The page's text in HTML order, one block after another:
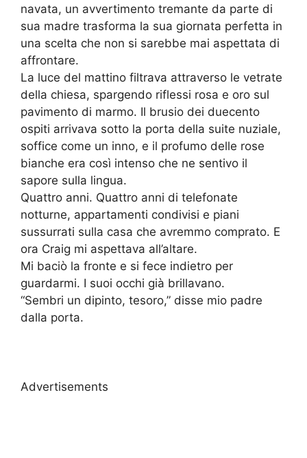
navata, un avvertimento tremante da parte di
sua madre trasforma la sua giornata perfetta in
una scelta che non si sarebbe mai aspettata di
affrontare.
La luce del mattino filtrava attraverso le vetrate
della chiesa, spargendo riflessi rosa e oro sul
pavimento di marmo. Il brusio dei duecento
ospiti arrivava sotto la porta della suite nuziale,
soffice come un inno, e il profumo delle rose
bianche era così intenso che ne sentivo il
sapore sulla lingua.
Quattro anni. Quattro anni di telefonate
notturne, appartamenti condivisi e piani
sussurrati sulla casa che avremmo comprato. E
ora Craig mi aspettava all’altare.
Mi baciò la fronte e si fece indietro per
guardarmi. I suoi occhi già brillavano.
“Sembri un dipinto, tesoro,” disse mio padre
dalla porta.
Advertisements